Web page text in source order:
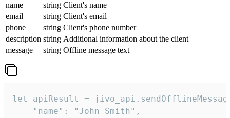
name
string Client's name
email
string Client's email
phone
string Client's phone number
description string Additional information about the client
message
string Offline message text
let apiResult =
    "name": "John Smith",